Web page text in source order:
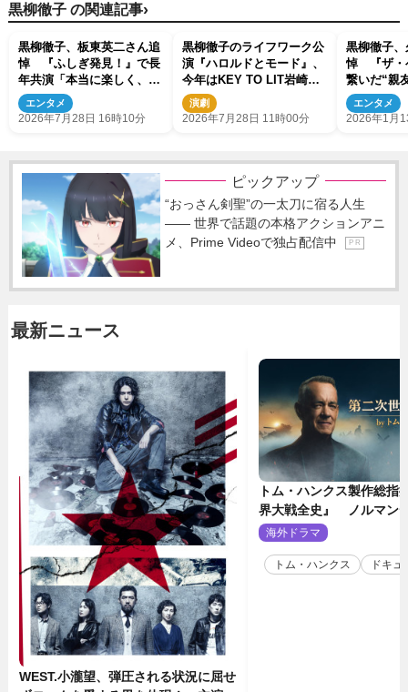
黒柳徹子 の関連記事›
黒柳徹子、板東英二さん追
悼 『ふしぎ発見！』で長
年共演「本当に楽しく、面
白い方でした」
エンタメ
2026年7月28日 16時10分
黒柳徹子のライフワーク公
演『ハロルドとモード』、
今年はKEY TO LIT岩崎大
昇が系譜継ぐ
演劇
2026年7月28日 11時00分
黒柳徹子
悼 『ザ・
繋いだ“親
ら』は言
エンタメ
2026年1月
ピックアップ
“おっさん剣聖”の一太刀に宿る人生
―― 世界で話題の本格アクションアニ
メ、Prime Videoで独占配信中
P R
最新ニュース
WEST.小瀧望、弾圧される状況に屈せ
トム・ハンクス製作総指
界大戦全史』 ノルマン
壮絶な戦場を収めた特別
海外ドラマ
トム・ハンクス ドキ